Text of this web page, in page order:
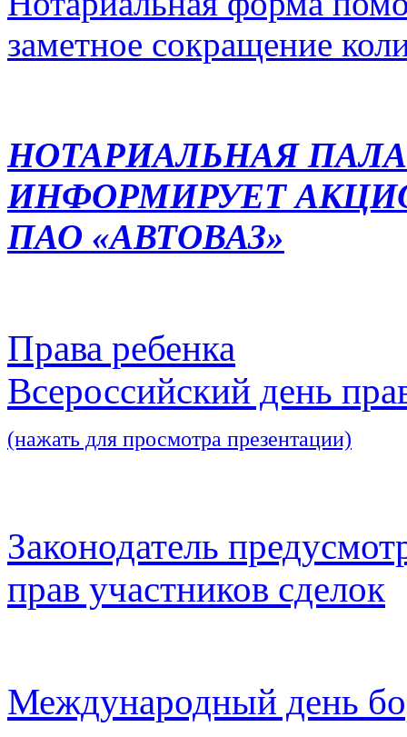
заметное сокращение
НОТАРИАЛЬНАЯ
ИНФОРМИРУЕТ
ПАО «АВТОВАЗ»
Права ребенка
Всероссийский день
(нажать для просмотра презентации)
Законодатель
прав участников сделок
Международный день